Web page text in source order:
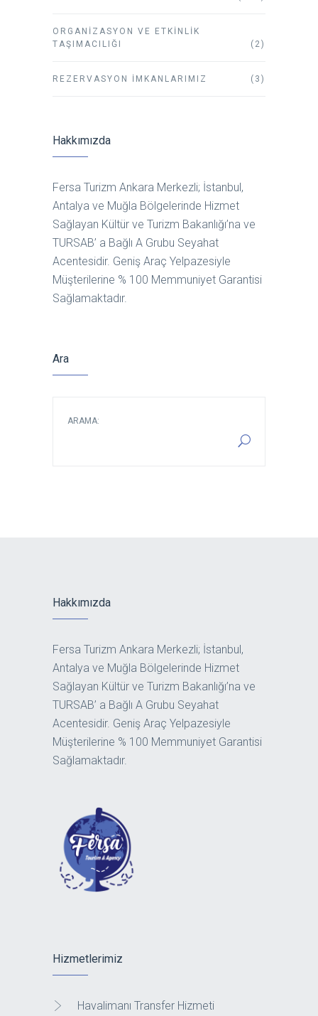
ORGANIZASYON VE ETKINLIK
TAŞIMACILIĞI
(2)
REZERVASYON İMKANLARIMIZ (3)
Hakkımızda
Fersa Turizm Ankara Merkezli; İstanbul,
Antalya ve Muğla Bölgelerinde Hizmet
Sağlayan Kültür ve Turizm Bakanlığı’na ve
TURSAB’ a Bağlı A Grubu Seyahat
Acentesidir. Geniş Araç Yelpazesiyle
Müşterilerine % 100 Memmuniyet Garantisi
Sağlamaktadır.
Ara
ARAMA:
Hakkımızda
Fersa Turizm Ankara Merkezli; İstanbul,
Antalya ve Muğla Bölgelerinde Hizmet
Sağlayan Kültür ve Turizm Bakanlığı’na ve
TURSAB’ a Bağlı A Grubu Seyahat
Acentesidir. Geniş Araç Yelpazesiyle
Müşterilerine % 100 Memmuniyet Garantisi
Sağlamaktadır.
Hizmetlerimiz
Havalimanı Transfer Hizmeti